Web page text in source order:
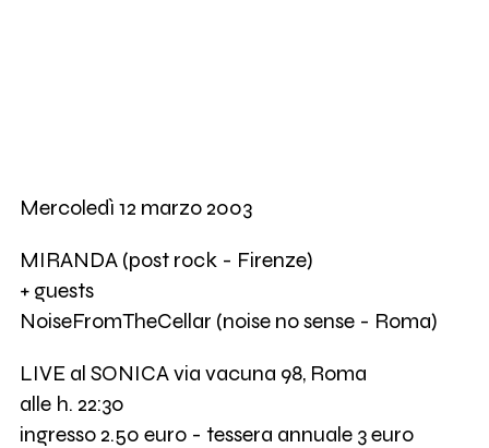
Mercoledì 12 marzo 2003
MIRANDA (post rock - Firenze)
+ guests
NoiseFromTheCellar (noise no sense - Roma)
LIVE al SONICA via vacuna 98, Roma
alle h. 22:30
ingresso 2.50 euro - tessera annuale 3 euro